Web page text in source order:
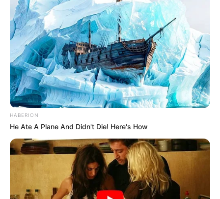
HABERION
He Ate A Plane And Didn't Die! Here's How